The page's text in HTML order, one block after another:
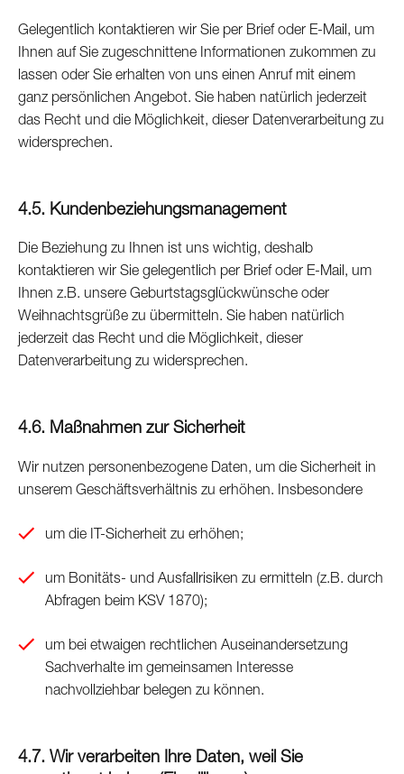
Gelegentlich kontaktieren wir Sie per Brief oder E-Mail, um
Ihnen auf Sie zugeschnittene Informationen zukommen zu
lassen oder Sie erhalten von uns einen Anruf mit einem
ganz persönlichen Angebot. Sie haben natürlich jederzeit
das Recht und die Möglichkeit, dieser Datenverarbeitung zu
widersprechen.
4.5. Kundenbeziehungsmanagement
Die Beziehung zu Ihnen ist uns wichtig, deshalb
kontaktieren wir Sie gelegentlich per Brief oder E-Mail, um
Ihnen z.B. unsere Geburtstagsglückwünsche oder
Weihnachtsgrüße zu übermitteln. Sie haben natürlich
jederzeit das Recht und die Möglichkeit, dieser
Datenverarbeitung zu widersprechen.
4.6. Maßnahmen zur Sicherheit
Wir nutzen personenbezogene Daten, um die Sicherheit in
unserem Geschäftsverhältnis zu erhöhen. Insbesondere
um die IT-Sicherheit zu erhöhen;
um Bonitäts- und Ausfallrisiken zu ermitteln (z.B. durch
Abfragen beim KSV 1870);
um bei etwaigen rechtlichen Auseinandersetzung
Sachverhalte im gemeinsamen Interesse
nachvollziehbar belegen zu können.
4.7. Wir verarbeiten Ihre Daten, weil Sie